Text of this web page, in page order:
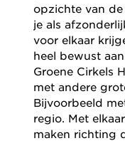
opzichte van
je als
voor elkaar
heel bewust
Groene Cirkels
met andere
Bijvoorbeeld
regio. Met
maken richting